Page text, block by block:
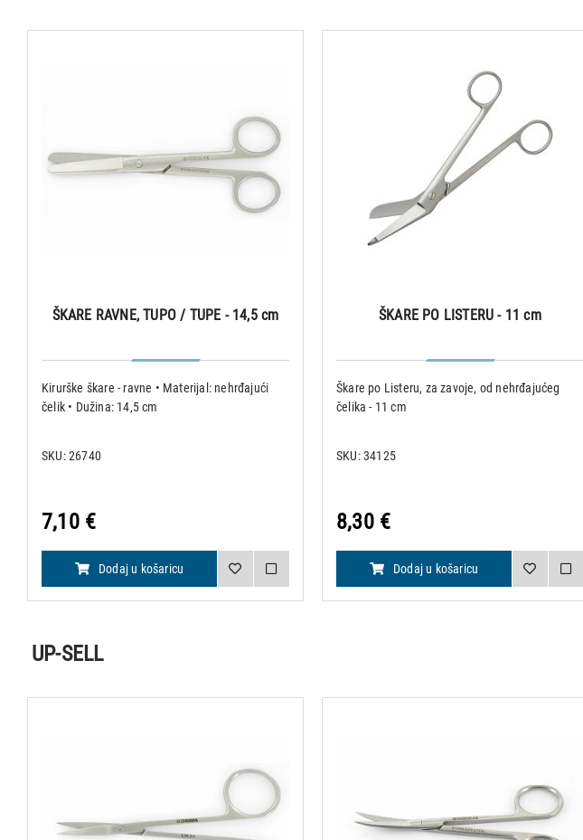
ŠKARE RAVNE, TUPO / TUPE - 14,5 cm
Kirurške škare - ravne • Materijal: nehrđajući
čelik • Dužina: 14,5 cm
SKU: 26740
7,10 €
Dodaj u košaricu
ŠKARE PO LISTERU - 11 cm
Škare po Listeru, za zavoje, od nehrđajućeg
čelika - 11 cm
SKU: 34125
8,30 €
Dodaj u košaricu
UP-SELL